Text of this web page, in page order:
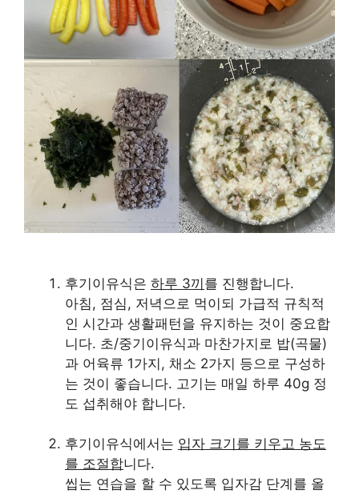
후기이유식은 하루 3끼를 진행합니다.
아침, 점심, 저녁으로 먹이되 가급적 규칙적
인 시간과 생활패턴을 유지하는 것이 중요합
니다. 초/중기이유식과 마찬가지로 밥(곡물)
과 어육류 1가지, 채소 2가지 등으로 구성하
는 것이 좋습니다. 고기는 매일 하루 40g 정
도 섭취해야 합니다.
후기이유식에서는 입자 크기를 키우고 농도
를 조절합니다.
씹는 연습을 할 수 있도록 입자감 단계를 올